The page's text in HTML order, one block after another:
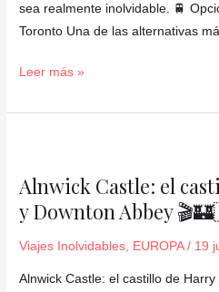
sea realmente inolvidable. 🚆
Toronto Una de las alternativas
Leer más »
Alnwick Castle: el
y Downton Abbey
Viajes Inolvidables EUROPA/ 19
Alnwick Castle: el castillo de
el
castillo
Harry
Potter